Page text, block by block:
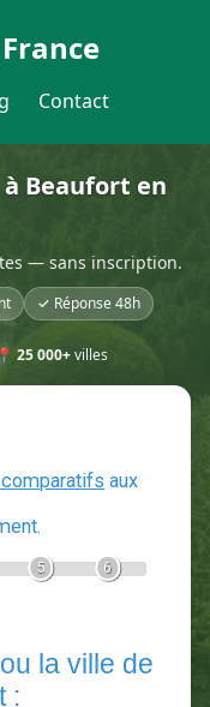
Contact
Beaufort en
— sans inscription.
✓ Réponse 48h
25 000+villes
devis comparatifs